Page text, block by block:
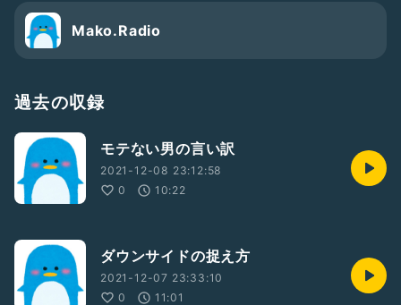
Mako.Radio
過去の収録
モテない男の言い訳
2021-12-08 23:12:58
0
10:22
ダウンサイドの捉え方
2021-12-07 23:33:10
0
11:01